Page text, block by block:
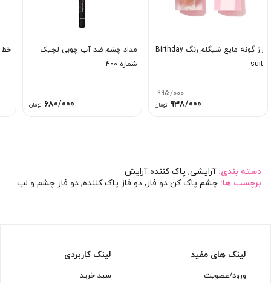
رژ گونه مایع شیگلم رنگ Birthday
suit
995/000
قیمت
938/000 تومانقیمت
مداد چشم ضد آب چوبی لچیک
شماره 400
680/000 تومان
خط
دسته بندی:آرایشی, پاک کننده آرایش
برچسب ها: چشم پاک کن دو فاز , دو فاز پاک کننده, دو فاز چشم و لب
لینک های مفید
ورود/عضویت
لینک کاربردی
سبد خرید